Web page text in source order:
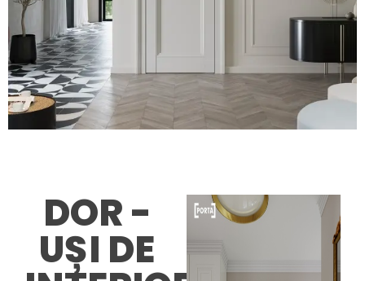
DOR -
UȘI DE